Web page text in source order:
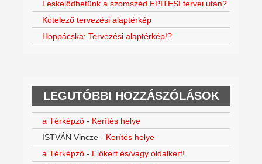
Leskelődhetünk a szomszéd ÉPÍTÉSI tervei után?
Kötelező tervezési alaptérkép
Hoppácska: Tervezési alaptérkép!?
LEGUTÓBBI HOZZÁSZÓLÁSOK
a Térképző - Kerítés helye
ISTVÁN Vincze - Kerítés helye
a Térképző - Előkert és/vagy oldalkert!